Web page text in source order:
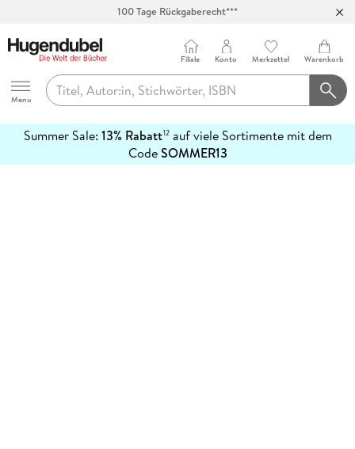
100 Tage Rückgaberecht***
Hugendubel
Menu
Filiale Konto Merkzettel Warenkorb
Summer Sale: 13% Rabatt12auf viele Sortimente mit dem
CodeSOMMER13
erfahren